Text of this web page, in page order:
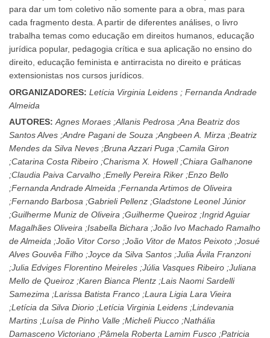
para dar um tom coletivo não somente para a obra, mas para
cada fragmento desta. A partir de diferentes análises, o livro
trabalha temas como educação em direitos humanos, educação
jurídica popular, pedagogia crítica e sua aplicação no ensino do
direito, educação feminista e antirracista no direito e práticas
extensionistas nos cursos jurídicos.
ORGANIZADORES: Letícia Virginia Leidens ; Fernanda Andrade
Almeida
AUTORES:Agnes Moraes ;Allanis Pedrosa ;Ana Beatriz dos
Santos Alves ;Andre Pagani de Souza ;Angbeen A. Mirza ;Beatriz
Mendes da Silva Neves ;Bruna Azzari Puga ;Camila Giron
;Catarina Costa Ribeiro ;Charisma X. Howell ;Chiara Galhanone
;Claudia Paiva Carvalho ;Emelly Pereira Riker ;Enzo Bello
;Fernanda Andrade Almeida ;Fernanda Artimos de Oliveira
;Fernando Barbosa ;Gabrieli Pellenz ;Gladstone Leonel Júnior
;Guilherme Muniz de Oliveira ;Guilherme Queiroz ;Ingrid Aguiar
Magalhães Oliveira ;Isabella Bichara ;João Ivo Machado Ramalho
de Almeida ;João Vitor Corso ;João Vitor de Matos Peixoto ;Josué
Alves Gouvêa Filho ;Joyce da Silva Santos ;Julia Ávila Franzoni
;Julia Edviges Florentino Meireles ;Júlia Vasques Ribeiro ;Juliana
Mello de Queiroz ;Karen Bianca Plentz ;Lais Naomi Sardelli
Samezima ;Larissa Batista Franco ;Laura Ligia Lara Vieira
;Letícia da Silva Diorio ;Letícia Virginia Leidens ;Lindevania
Martins ;Luísa de Pinho Valle ;Micheli Piucco ;Nathália
Damasceno Victoriano ;Pâmela Roberta Lamim Fusco ;Patricia